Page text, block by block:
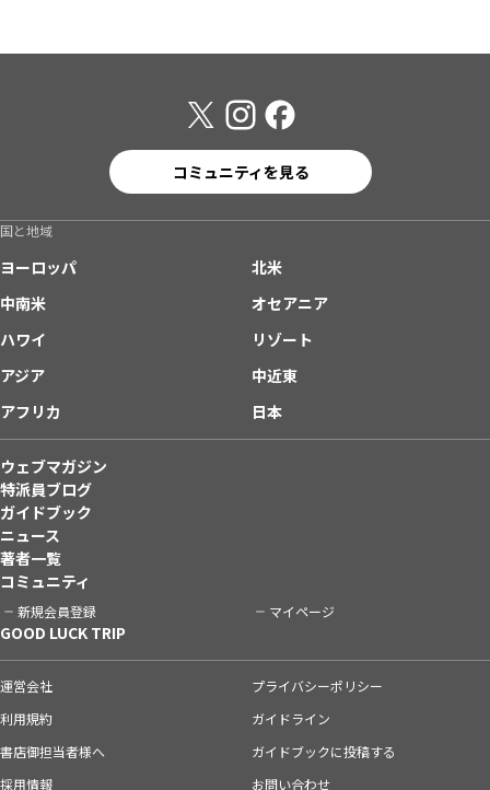
コミュニティを見る
国と地域
ヨーロッパ
北米
中南米
オセアニア
ハワイ
リゾート
アジア
中近東
アフリカ
日本
ウェブマガジン
特派員ブログ
ガイドブック
ニュース
著者一覧
コミュニティ
新規会員登録 マイページ
GOOD LUCK TRIP
運営会社
プライバシーポリシー
利用規約
ガイドライン
書店御担当者様へ
ガイドブックに投稿する
採用情報
お問い合わせ